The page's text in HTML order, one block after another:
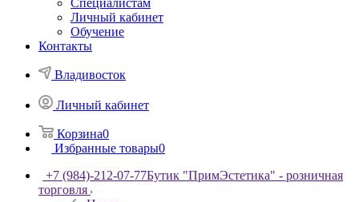
Специалистам
Личный кабинет
Обучение
Контакты
Владивосток
Личный кабинет
Корзина0
Избранные товары0
+7 (984)-212-07-77Бутик "ПримЭстетика" - розничная
торговля